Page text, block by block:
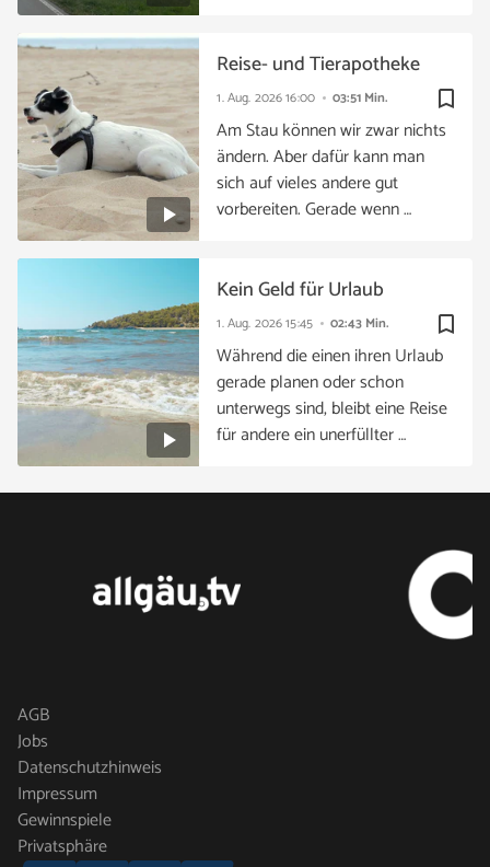
bookmark_border
1. Aug. 202616:00 03:51 Min.
Reise- und Tierapotheke
Am Stau können wir zwar nichts
ändern. Aber dafür kann man
sich auf vieles andere gut
vorbereiten. Gerade wenn …
bookmark_border
1. Aug. 202615:45 02:43 Min.
Kein Geld für Urlaub
Während die einen ihren Urlaub
gerade planen oder schon
unterwegs sind, bleibt eine Reise
für andere ein unerfüllter …
AGB
Jobs
Datenschutzhinweis
Impressum
Gewinnspiele
Privatsphäre